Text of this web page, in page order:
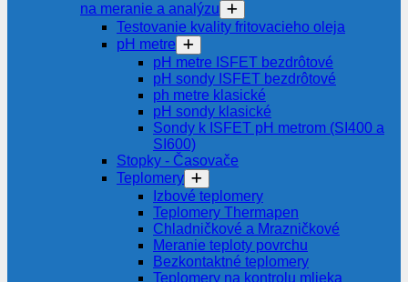
na meranie a analýzu
Testovanie kvality fritovacieho oleja
pH metre
pH metre ISFET bezdrôtové
pH sondy ISFET bezdrôtové
ph metre klasické
pH sondy klasické
Sondy k ISFET pH metrom (SI400 a
SI600)
Stopky - Časovače
Teplomery
Izbové teplomery
Teplomery Thermapen
Chladničkové a Mrazničkové
Meranie teploty povrchu
Bezkontaktné teplomery
Teplomery na kontrolu mlieka